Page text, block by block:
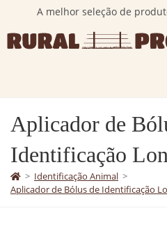
A melhor seleção de
Aplicador de
Identificação
> Identificação Animal >
Aplicador de Bólus de Identificação